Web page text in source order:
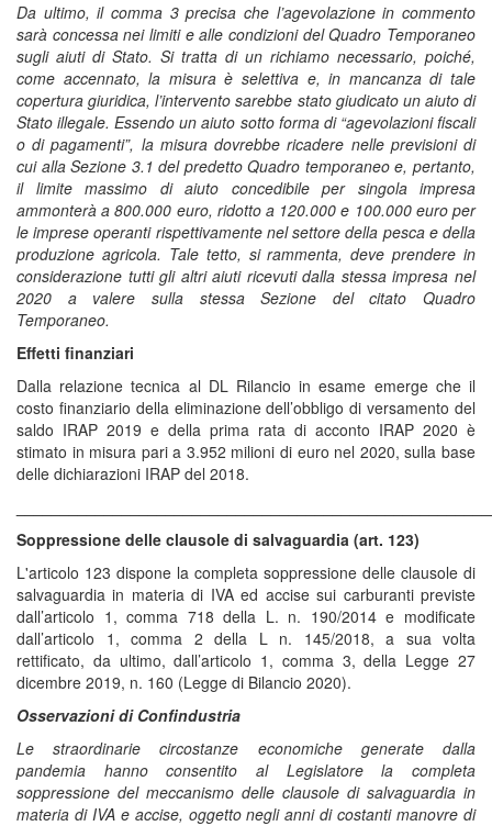
Da ultimo, il comma 3 precisa che l’agevolazione in commento
sarà concessa nei limiti e alle condizioni del Quadro Temporaneo
sugli aiuti di Stato. Si tratta di un richiamo necessario, poiché,
come accennato, la misura è selettiva e, in mancanza di tale
copertura giuridica, l’intervento sarebbe stato giudicato un aiuto di
Stato illegale. Essendo un aiuto sotto forma di “agevolazioni fiscali
o di pagamenti”, la misura dovrebbe ricadere nelle previsioni di
cui alla Sezione 3.1 del predetto Quadro temporaneo e, pertanto,
il limite massimo di aiuto concedibile per singola impresa
ammonterà a 800.000 euro, ridotto a 120.000 e 100.000 euro per
le imprese operanti rispettivamente nel settore della pesca e della
produzione agricola. Tale tetto, si rammenta, deve prendere in
considerazione tutti gli altri aiuti ricevuti dalla stessa impresa nel
2020 a valere sulla stessa Sezione del citato Quadro
Temporaneo.
Effetti finanziari
Dalla relazione tecnica al DL Rilancio in esame emerge che il
costo finanziario della eliminazione dell’obbligo di versamento del
saldo IRAP 2019 e della prima rata di acconto IRAP 2020 è
stimato in misura pari a 3.952 milioni di euro nel 2020, sulla base
delle dichiarazioni IRAP del 2018.
Soppressione delle clausole di salvaguardia (art. 123)
L'articolo 123 dispone la completa soppressione delle clausole di
salvaguardia in materia di IVA ed accise sui carburanti previste
dall’articolo 1, comma 718 della L. n. 190/2014 e modificate
dall’articolo 1, comma 2 della L n. 145/2018, a sua volta
rettificato, da ultimo, dall’articolo 1, comma 3, della Legge 27
dicembre 2019, n. 160 (Legge di Bilancio 2020).
Osservazioni di Confindustria
Le straordinarie circostanze economiche generate dalla
pandemia hanno consentito al Legislatore la completa
soppressione del meccanismo delle clausole di salvaguardia in
materia di IVA e accise, oggetto negli anni di costanti manovre di